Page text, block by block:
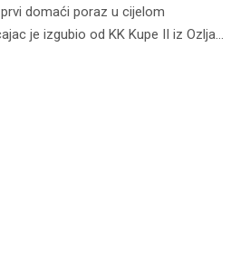
domaći poraz u cijelom
je izgubio od KK Kupe II iz Ozlja...